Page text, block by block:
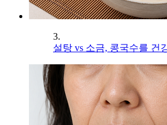
3.
설탕 vs 소금, 콩국수를 건